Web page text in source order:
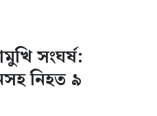
সংঘর্ষ:
নিহত ৯